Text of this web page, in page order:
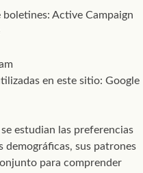
Active Campaign
en este sitio: Google
estudian las preferencias
demográficas, sus patrones
para comprender